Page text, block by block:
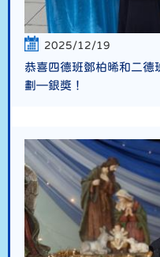
2025/12/19
恭喜四德班鄧柏晞和二德
劃—銀獎！